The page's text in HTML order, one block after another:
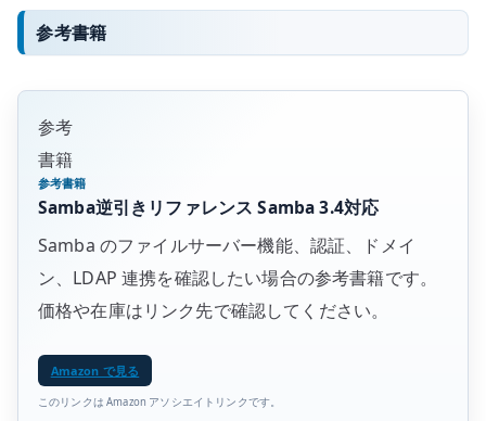
参考書籍
参考
書籍
参考書籍
Samba逆引きリファレンス Samba 3.4対応
Samba のファイルサーバー機能、認証、ドメイ
ン、LDAP 連携を確認したい場合の参考書籍です。
価格や在庫はリンク先で確認してください。
Amazon で見る
このリンクは Amazon アソシエイトリンクです。